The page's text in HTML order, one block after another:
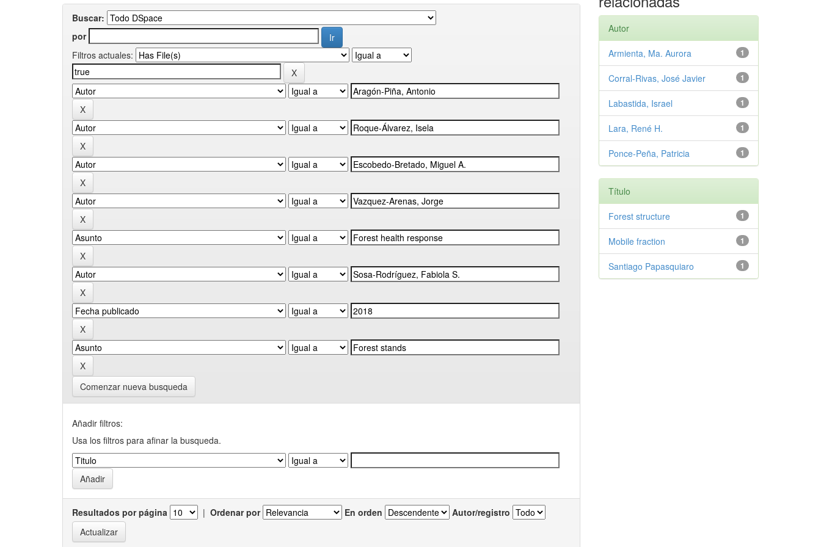
Buscar:
por
Filtros actuales:
Comenzar nueva busqueda
Añadir filtros:
Usa los filtros para afinar la busqueda.
Resultados por página | Ordenar por En orden Autor/registro
Autor
1
Armienta, Ma. Aurora
1
Corral-Rivas, José Javier
1
Labastida, Israel
1
Lara, René H.
1
Ponce-Peña, Patricia
Título
1
Forest structure
1
Mobile fraction
1
Santiago Papasquiaro